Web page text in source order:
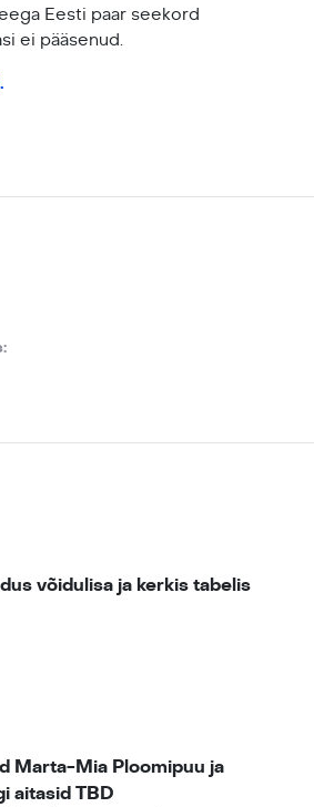
Eesti paar seekord
ei pääsenud.
võidulisa ja kerkis tabelis
Marta-Mia Ploomipuu ja
aitasid TBD